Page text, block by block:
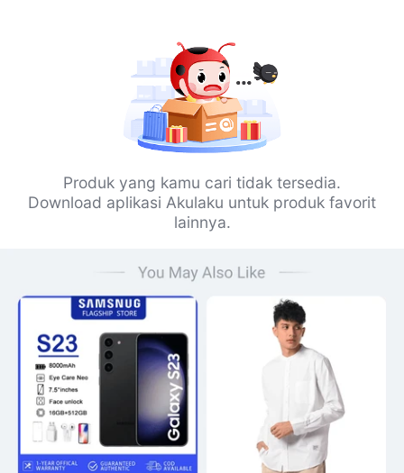
Produk yang kamu cari tidak tersedia.
Download aplikasi Akulaku untuk produk favorit
lainnya.